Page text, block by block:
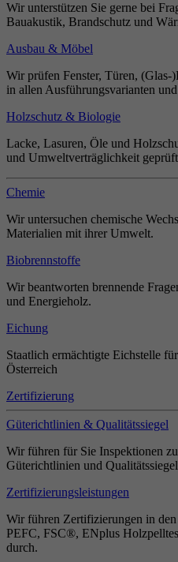
Wir unterstützen Sie gerne bei
Bauakustik, Brandschutz und
Ausbau & Möbel
Wir prüfen Fenster, Türen, (Glas-
in allen Ausführungsvarianten
Holzschutz & Biologie
Lacke, Lasuren, Öle und
und Umweltverträglichkeit
Chemie
Wir untersuchen chemische
Materialien mit ihrer Umwelt.
Biobrennstoffe
Wir beantworten brennende
und Energieholz.
Eichung
Staatlich ermächtigte Eichstelle
Österreich
Zertifizierung
Güterichtlinien & Qualitätssiegel
Wir führen für Sie Inspektionen
Güterichtlinien und
Zertifizierungsleistungen
Wir führen Zertifizierungen in
PEFC, FSC®, ENplus
durch.